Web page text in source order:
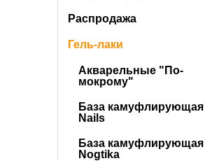
Распродажа
Гель-лаки
Акварельные "По-
мокрому"
База камуфлирующая
Nails
База камуфлирующая
Nogtika